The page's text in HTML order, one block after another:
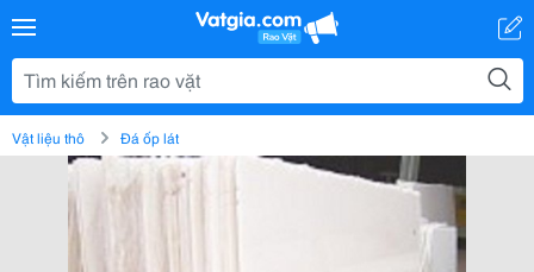
Vật liệu thô Đá ốp lát